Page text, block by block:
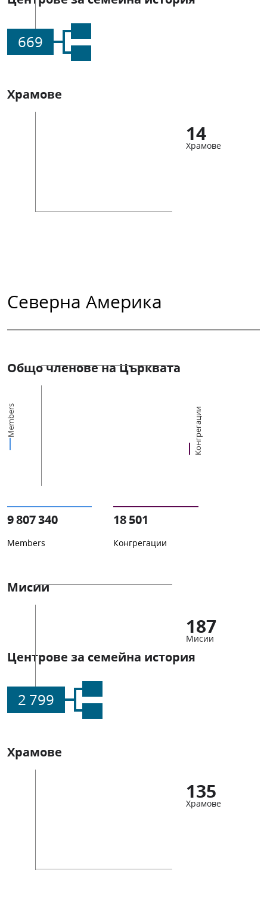
669
Храмове
14
Храмове
Северна Америка
Общо членове на Църквата
Members Конгрегации
9 807 340
Members
18 501
Конгрегации
Мисии
187
Мисии
Центрове за семейна история
2 799
Храмове
135
Храмове